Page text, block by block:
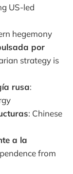
US-led
hegemony
por
strategy is
rusa:
: Chinese
a la
from